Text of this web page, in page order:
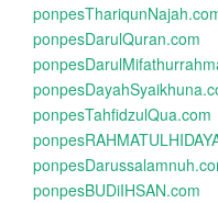
ponpesDarulQuran.com
ponpesTahfidzulQua.com
ponpesBUDiIHSAN.com